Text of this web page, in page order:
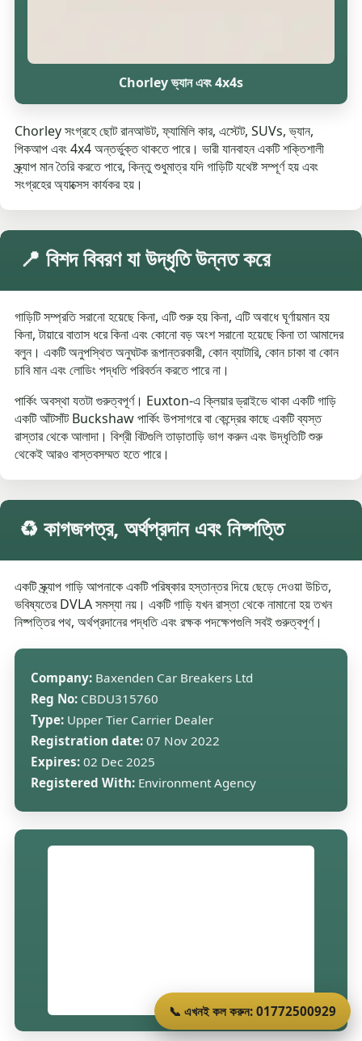
Chorley ভ্যান এবং 4x4s
Chorley সংগ্রহে ছোট রানআউট, ফ্যামিলি কার, এস্টেট, SUVs, ভ্যান,
পিকআপ এবং 4x4 অন্তর্ভুক্ত থাকতে পারে। ভারী যানবাহন একটি শক্তিশালী
স্ক্র্যাপ মান তৈরি করতে পারে, কিন্তু শুধুমাত্র যদি গাড়িটি যথেষ্ট সম্পূর্ণ হয় এবং
সংগ্রহের অ্যাক্সেস কার্যকর হয়।
📍 বিশদ বিবরণ যা উদ্ধৃতি উন্নত করে
গাড়িটি সম্প্রতি সরানো হয়েছে কিনা, এটি শুরু হয় কিনা, এটি অবাধে ঘূর্ণায়মান হয়
কিনা, টায়ারে বাতাস ধরে কিনা এবং কোনো বড় অংশ সরানো হয়েছে কিনা তা আমাদের
বলুন। একটি অনুপস্থিত অনুঘটক রূপান্তরকারী, কোন ব্যাটারি, কোন চাকা বা কোন
চাবি মান এবং লোডিং পদ্ধতি পরিবর্তন করতে পারে না।
পার্কিং অবস্থা যতটা গুরুত্বপূর্ণ। Euxton-এ ক্লিয়ার ড্রাইভে থাকা একটি গাড়ি
একটি আঁটসাঁট Buckshaw পার্কিং উপসাগরে বা কেন্দ্রের কাছে একটি ব্যস্ত
রাস্তার থেকে আলাদা। বিশ্রী বিটগুলি তাড়াতাড়ি ভাগ করুন এবং উদ্ধৃতিটি শুরু
থেকেই আরও বাস্তবসম্মত হতে পারে।
♻️ কাগজপত্র, অর্থপ্রদান এবং নিষ্পত্তি
একটি স্ক্র্যাপ গাড়ি আপনাকে একটি পরিষ্কার হস্তান্তর দিয়ে ছেড়ে দেওয়া উচিত,
ভবিষ্যতের DVLA সমস্যা নয়। একটি গাড়ি যখন রাস্তা থেকে নামানো হয় তখন
নিষ্পত্তির পথ, অর্থপ্রদানের পদ্ধতি এবং রক্ষক পদক্ষেপগুলি সবই গুরুত্বপূর্ণ।
Company: Baxenden Car Breakers Ltd
Reg No: CBDU315760
Type: Upper Tier Carrier Dealer
Registration date: 07 Nov 2022
Expires: 02 Dec 2025
Registered With: Environment Agency
📞 এখনই কল করুন: 01772500929